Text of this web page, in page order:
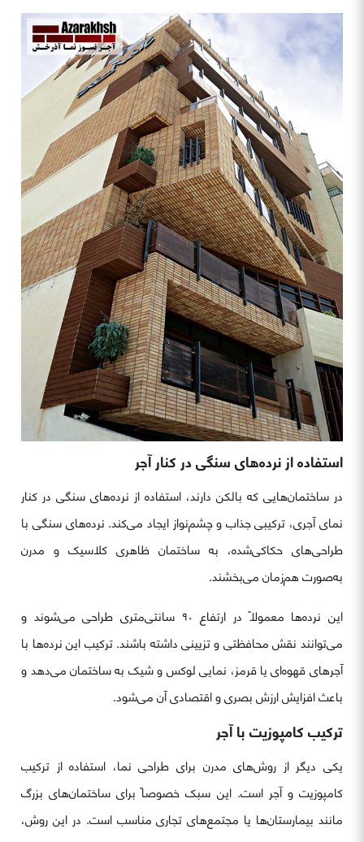
استفاده از نرده‌های سنگی در کنار آجر
در ساختمان‌هایی که بالکن دارند، استفاده از نرده‌های سنگی در کنار
نمای آجری، ترکیبی جذاب و چشم‌نواز ایجاد می‌کند. نرده‌های سنگی با
طراحی‌های حکاکی‌شده، به ساختمان ظاهری کلاسیک و مدرن
به‌صورت هم‌زمان می‌بخشند.
این نرده‌ها معمولاً در ارتفاع ۹۰ سانتی‌متری طراحی می‌شوند و
می‌توانند نقش محافظتی و تزیینی داشته باشند. ترکیب این نرده‌ها با
آجرهای قهوه‌ای یا قرمز، نمایی لوکس و شیک به ساختمان می‌دهد و
باعث افزایش ارزش بصری و اقتصادی آن می‌شود.
ترکیب کامپوزیت با آجر
یکی دیگر از روش‌های مدرن برای طراحی نما، استفاده از ترکیب
کامپوزیت و آجر است. این سبک خصوصاً برای ساختمان‌های بزرگ
مانند بیمارستان‌ها یا مجتمع‌های تجاری مناسب است. در این روش،